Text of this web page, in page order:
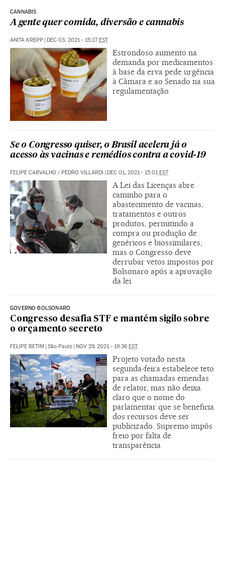
CANNABIS
A gente quer comida, diversão e cannabis
ANITA KREPP DEC 03, 2021 - 15:27 EST
Estrondoso aumento na
demanda por medicamentos
à base da erva pede urgência
à Câmara e ao Senado na sua
regulamentação
Se o Congresso quiser, o Brasil acelera já o
acesso às vacinas e remédios contra a covid-19
FELIPE CARVALHO / PEDRO VILLARDI DEC 01, 2021 - 15:01 EST
A Lei das Licenças abre
caminho para o
abastecimento de vacinas,
tratamentos e outros
produtos, permitindo a
compra ou produção de
genéricos e biossimilares,
mas o Congresso deve
derrubar vetos impostos por
Bolsonaro após a aprovação
da lei
GOVERNO BOLSONARO
Congresso desafia STF e mantém sigilo sobre
o orçamento secreto
FELIPE BETIM São Paulo NOV 29, 2021 - 19:36 EST
Projeto votado nesta
segunda-feira estabelece teto
para as chamadas emendas
de relator, mas não deixa
claro que o nome do
parlamentar que se beneficia
dos recursos deve ser
publicizado. Supremo impôs
freio por falta de
transparência